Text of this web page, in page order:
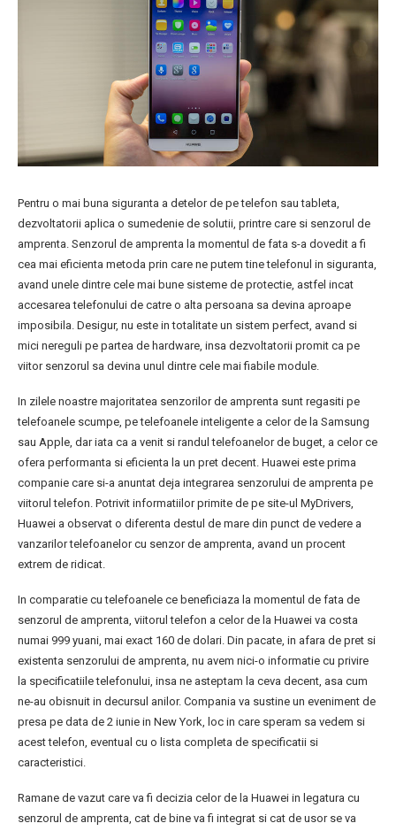
Pentru o mai buna siguranta a detelor de pe telefon sau tableta,
dezvoltatorii aplica o sumedenie de solutii, printre care si senzorul de
amprenta. Senzorul de amprenta la momentul de fata s-a dovedit a fi
cea mai eficienta metoda prin care ne putem tine telefonul in siguranta,
avand unele dintre cele mai bune sisteme de protectie, astfel incat
accesarea telefonului de catre o alta persoana sa devina aproape
imposibila. Desigur, nu este in totalitate un sistem perfect, avand si
mici nereguli pe partea de hardware, insa dezvoltatorii promit ca pe
viitor senzorul sa devina unul dintre cele mai fiabile module.
In zilele noastre majoritatea senzorilor de amprenta sunt regasiti pe
telefoanele scumpe, pe telefoanele inteligente a celor de la Samsung
sau Apple, dar iata ca a venit si randul telefoanelor de buget, a celor ce
ofera performanta si eficienta la un pret decent. Huawei este prima
companie care si-a anuntat deja integrarea senzorului de amprenta pe
viitorul telefon. Potrivit informatiilor primite de pe site-ul MyDrivers,
Huawei a observat o diferenta destul de mare din punct de vedere a
vanzarilor telefoanelor cu senzor de amprenta, avand un procent
extrem de ridicat.
In comparatie cu telefoanele ce beneficiaza la momentul de fata de
senzorul de amprenta, viitorul telefon a celor de la Huawei va costa
numai 999 yuani, mai exact 160 de dolari. Din pacate, in afara de pret si
existenta senzorului de amprenta, nu avem nici-o informatie cu privire
la specificatiile telefonului, insa ne asteptam la ceva decent, asa cum
ne-au obisnuit in decursul anilor. Compania va sustine un eveniment de
presa pe data de 2 iunie in New York, loc in care speram sa vedem si
acest telefon, eventual cu o lista completa de specificatii si
caracteristici.
Ramane de vazut care va fi decizia celor de la Huawei in legatura cu
senzorul de amprenta, cat de bine va fi integrat si cat de usor se va